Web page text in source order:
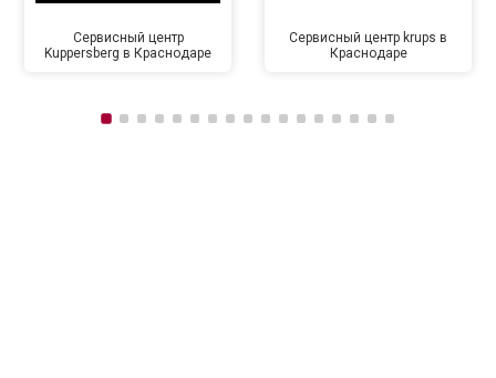
Сервисный центр
Kuppersberg в Краснодаре
Сервисный центр krups в
Краснодаре